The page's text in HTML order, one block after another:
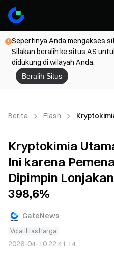
Sepertinya Anda mengakses
Silakan beralih ke situs AS
didukung di wilayah Anda.
Beralih Situs
Berita Flash
Kryptokimia
Ini karena
Dipimpin
398,6%
GateNews
Volatilitas Harga
2026-04-10 22:41:14